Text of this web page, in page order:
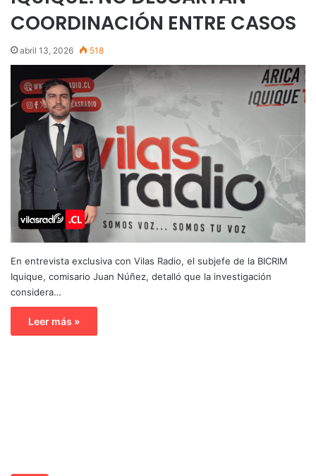
COORDINACIÓN ENTRE CASOS
abril 13, 2026 518
En entrevista exclusiva con Vilas Radio, el subjefe de la BICRIM
Iquique, comisario Juan Núñez, detalló que la investigación
considera…
Leer más »